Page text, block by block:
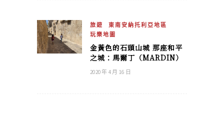
旅遊
東南安納托利亞地區
玩樂地圖
金黃色的石頭山城 那座和平
之城：馬爾丁（MARDIN）
2020 年 4 月 16 日